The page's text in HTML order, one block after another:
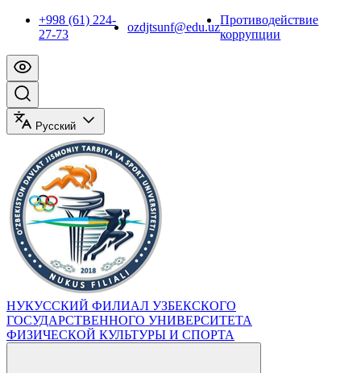
+998 (61) 224-
27-73
ozdjtsunf@edu.uz
Противодействие
коррупции
Русский
НУКУССКИЙ ФИЛИАЛ УЗБЕКСКОГО
ГОСУДАРСТВЕННОГО УНИВЕРСИТЕТА
ФИЗИЧЕСКОЙ КУЛЬТУРЫ И СПОРТА